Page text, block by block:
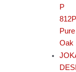
P
812P
Pure
Oak